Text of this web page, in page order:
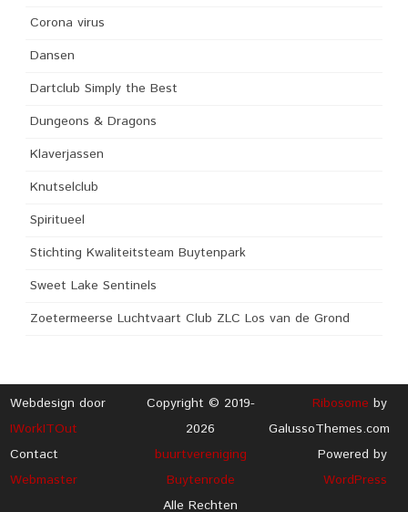
Corona virus
Dansen
Dartclub Simply the Best
Dungeons & Dragons
Klaverjassen
Knutselclub
Spiritueel
Stichting Kwaliteitsteam Buytenpark
Sweet Lake Sentinels
Zoetermeerse Luchtvaart Club ZLC Los van de Grond
Webdesign door
IWorkITOut
Contact
Webmaster
Copyright © 2019-
2026
buurtvereniging
Buytenrode
Alle Rechten
Ribosome by
GalussoThemes.com
Powered by
WordPress